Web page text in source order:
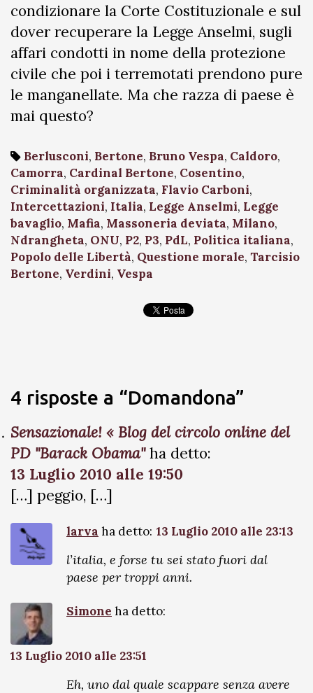
condizionare la Corte Costituzionale e sul
dover recuperare la Legge Anselmi, sugli
affari condotti in nome della protezione
civile che poi i terremotati prendono pure
le manganellate. Ma che razza di paese è
mai questo?
Berlusconi, Bertone, Bruno Vespa, Caldoro,
Camorra, Cardinal Bertone, Cosentino,
Criminalità organizzata, Flavio Carboni,
Intercettazioni, Italia, Legge Anselmi, Legge
bavaglio, Mafia, Massoneria deviata, Milano,
Ndrangheta, ONU, P2, P3, PdL, Politica italiana,
Popolo delle Libertà, Questione morale, Tarcisio
Bertone, Verdini, Vespa
4 risposte a “Domandona”
Sensazionale! « Blog del circolo online del
PD "Barack Obama" ha detto:
13 Luglio 2010 alle 19:50
[…] peggio, […]
larva ha detto: 13 Luglio 2010 alle 23:13
l’italia, e forse tu sei stato fuori dal
paese per troppi anni.
Simone ha detto:
13 Luglio 2010 alle 23:51
Eh, uno dal quale scappare senza avere